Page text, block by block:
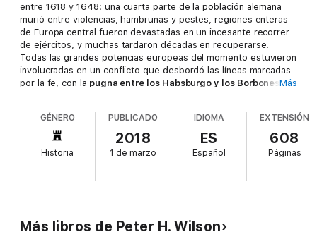
entre 1618 y 1648: una cuarta parte de la población alemana
murió entre violencias, hambrunas y pestes, regiones enteras
de Europa central fueron devastadas en un incesante recorrer
de ejércitos, y muchas tardaron décadas en recuperarse.
Todas las grandes potencias europeas del momento estuvieron
involucradas en un conflicto que desbordó las líneas marcadas
por la fe, con la pugna entre los Habsburgo y los Borbones
Peter Wilson es la primera historia completa de la Guerra de
los Treinta Años que se alumbra desde hace más de una
generación, en un relato brillante y fascinante, de unos años de
acero que definieron después de la Paz de Westfalia el
La Guerra de los Treinta Años. Una tragedia
sus países con tan catastróficos resultados.Wallenstein,
Más
GÉNERO
Historia
PUBLICADO
2018
1 de marzo
IDIOMA
ES
Español
EXTENSIÓN
608
Páginas
Más libros de Peter H. Wilson